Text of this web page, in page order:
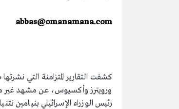
abbas@omanamana.com
كشفت التقارير المتزامنة التي
ورويترز وأكسيوس، عن مشهد غير
رئيس الوزراء الإسرائيلي